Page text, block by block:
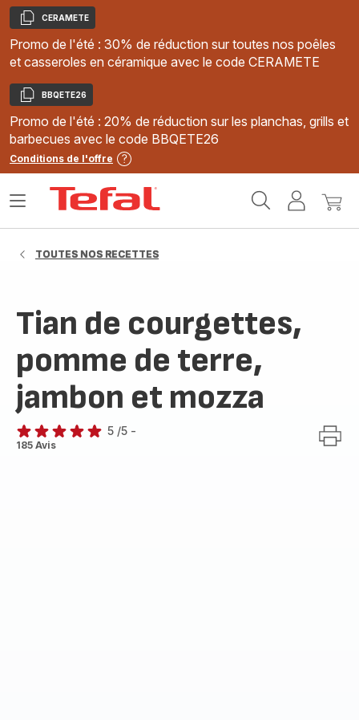
Copier
CERAMETE
Promo de l'été : 30% de réduction sur toutes nos poêles
et casseroles en céramique avec le code CERAMETE
Copier
BBQETE26
Promo de l'été : 20% de réduction sur les planchas, grills et
barbecues avec le code BBQETE26
Conditions de l'offre
MonMon
Ouvrir
TOUTES NOS RECETTES
Tian de courgettes,
pomme de terre,
jambon et mozza
Avis
5 /5 -
185 Avis